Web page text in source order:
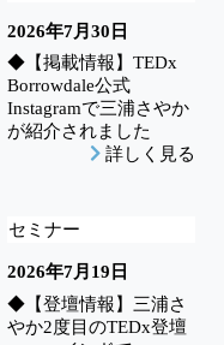
2026年7月30日
◆【掲載情報】TEDx
Borrowdale公式
Instagramで三浦さやか
が紹介されました
詳しく見る
セミナー
2026年7月19日
◆【登壇情報】三浦さ
やか2度目のTEDx登壇